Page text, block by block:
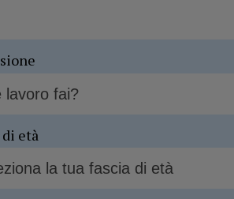
di età